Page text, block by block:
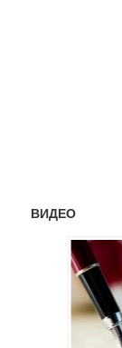
ВИДЕО